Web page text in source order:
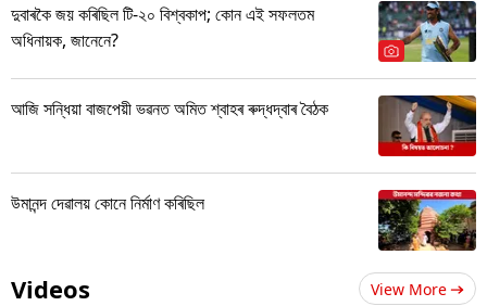
দুবাৰকৈ জয় কৰিছিল টি-২০ বিশ্বকাপ; কোন এই সফলতম
অধিনায়ক, জানেনে?
আজি সন্ধিয়া বাজপেয়ী ভৱনত অমিত শ্বাহৰ ৰুদ্ধদ্বাৰ বৈঠক
উমানন্দ দেৱালয় কোনে নিৰ্মাণ কৰিছিল
Videos View More